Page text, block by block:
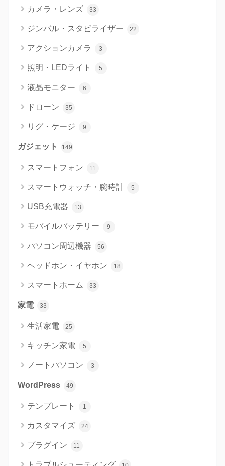
カメラ・レンズ 33
ジンバル・スタビライザー 22
アクションカメラ 3
照明・LEDライト 5
液晶モニター 6
ドローン 35
リグ・ケージ 9
ガジェット 149
スマートフォン 11
スマートウォッチ・腕時計 5
USB充電器 13
モバイルバッテリー 9
パソコン周辺機器 56
ヘッドホン・イヤホン 18
スマートホーム 33
家電 33
生活家電 25
キッチン家電 5
ノートパソコン 3
WordPress 49
テンプレート 1
カスタマイズ 24
プラグイン 11